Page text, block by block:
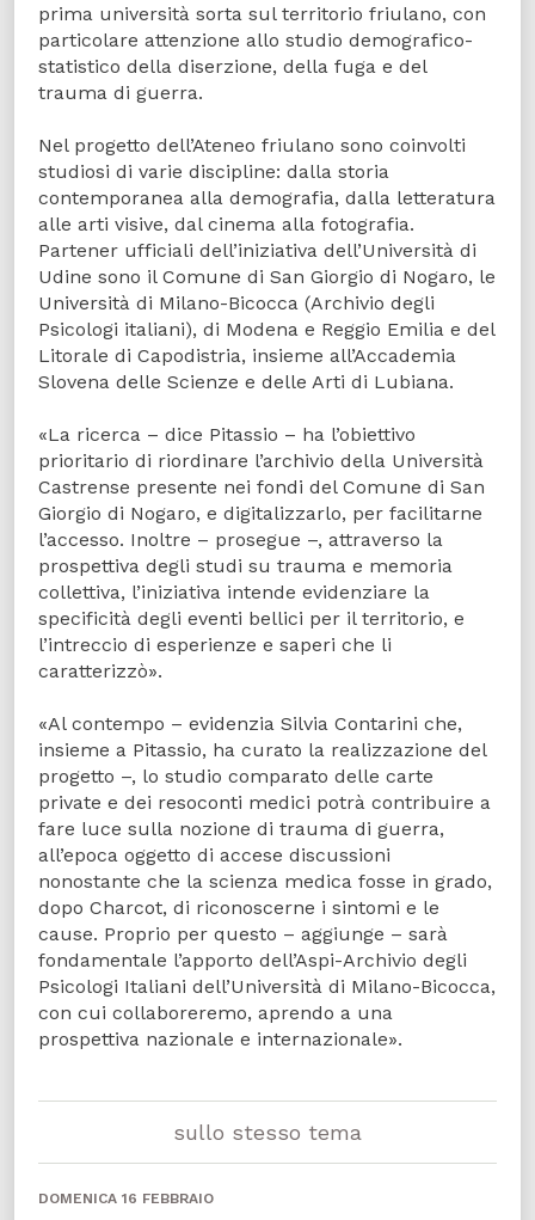
prima università sorta sul territorio friulano, con
particolare attenzione allo studio demografico-
statistico della diserzione, della fuga e del
trauma di guerra.
Nel progetto dell’Ateneo friulano sono coinvolti
studiosi di varie discipline: dalla storia
contemporanea alla demografia, dalla letteratura
alle arti visive, dal cinema alla fotografia.
Partener ufficiali dell’iniziativa dell’Università di
Udine sono il Comune di San Giorgio di Nogaro, le
Università di Milano-Bicocca (Archivio degli
Psicologi italiani), di Modena e Reggio Emilia e del
Litorale di Capodistria, insieme all’Accademia
Slovena delle Scienze e delle Arti di Lubiana.
«La ricerca – dice Pitassio – ha l’obiettivo
prioritario di riordinare l’archivio della Università
Castrense presente nei fondi del Comune di San
Giorgio di Nogaro, e digitalizzarlo, per facilitarne
l’accesso. Inoltre – prosegue –, attraverso la
prospettiva degli studi su trauma e memoria
collettiva, l’iniziativa intende evidenziare la
specificità degli eventi bellici per il territorio, e
l’intreccio di esperienze e saperi che li
caratterizzò».
«Al contempo – evidenzia Silvia Contarini che,
insieme a Pitassio, ha curato la realizzazione del
progetto –, lo studio comparato delle carte
private e dei resoconti medici potrà contribuire a
fare luce sulla nozione di trauma di guerra,
all’epoca oggetto di accese discussioni
nonostante che la scienza medica fosse in grado,
dopo Charcot, di riconoscerne i sintomi e le
cause. Proprio per questo – aggiunge – sarà
fondamentale l’apporto dell’Aspi-Archivio degli
Psicologi Italiani dell’Università di Milano-Bicocca,
con cui collaboreremo, aprendo a una
prospettiva nazionale e internazionale».
sullo stesso tema
DOMENICA 16 FEBBRAIO